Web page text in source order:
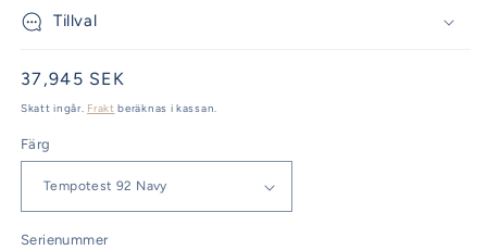
Tillval
Ordinarie
pris
37,945 SEK
Skatt ingår. Frakt beräknas i kassan.
Färg
Serienummer